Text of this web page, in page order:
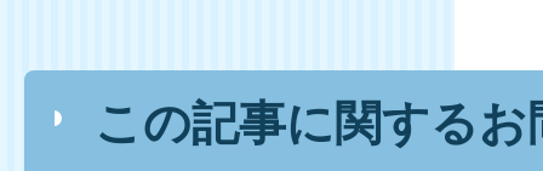
この記事に関する